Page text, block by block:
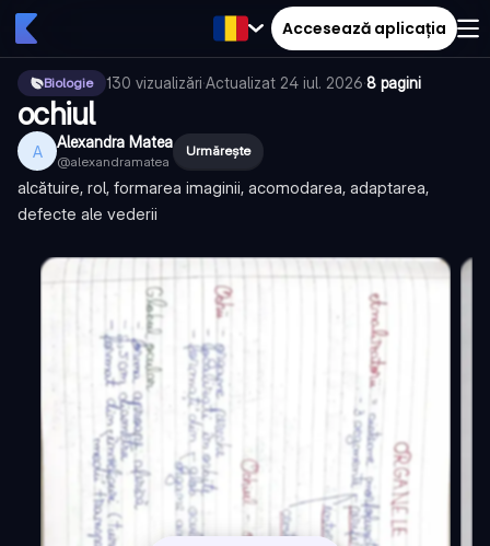
Accesează aplicația
Biologie 130 vizualizări·Actualizat 24 iul. 2026·8 pagini
ochiul
A Alexandra Matea
@alexandramatea
Urmărește
alcătuire, rol, formarea imaginii, acomodarea, adaptarea,
defecte ale vederii